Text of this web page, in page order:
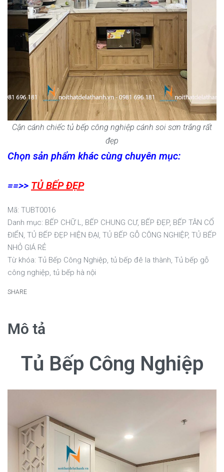
Cận cánh chiếc tủ bếp công nghiệp cánh soi sơn trắng rất
đẹp
Chọn sản phẩm khác cùng chuyên mục:
==>> TỦ BẾP ĐẸP
TUBT0016
Danh mục: BẾP CHỮ L, BẾP CHUNG CƯ, BẾP ĐẸP, BẾP TÂN CỔ
ĐIỂN, TỦ BẾP ĐẸP HIỆN ĐẠI , TỦ BẾP GỖ CÔNG NGHIỆP, TỦ BẾP
NHỎ GIÁ RẺ
Từ khóa: Tủ Bếp Công Nghiệp, tủ bếp đê la thành, Tủ bếp gỗ
công nghiệp, tủ bếp hà nội
SHARE
Mô tả
Tủ Bếp Công Nghiệp